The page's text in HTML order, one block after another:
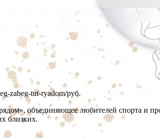
zabeg-tut-ryadom/руб.
объединяющее любителей спорта и
близких.